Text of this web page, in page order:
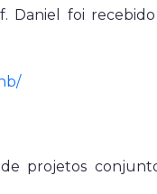
Daniel foi
projetos